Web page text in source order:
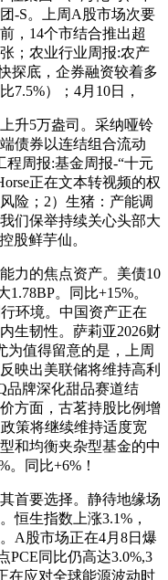
-S。上周A股市场次要
，14个市结合推出超
；农业行业周报:农产
探底，企券融资较着多
7.5%）；4月10日，
5万盎司。采纳哑铃
债券以连结组合流动
程周报:基金周报-“十元
正在文本转视频的权
险；2）生猪：产能调
们保举持续关心头部大
股鲜芋仙。
的焦点资产。美债10
。同比+15%。
环境。中国资产正在
生韧性。萨莉亚2026财
为值得留意的是，上周
映出美联储将维持高利
品牌深化甜品赛道结
方面，古茗持股比例增
政策将继续维持适度宽
和均衡夹杂型基金的中
。同比+6%！
要选择。静待地缘场
恒生指数上涨3.1%，
A股市场正在4月8日爆
PCE同比仍高达3.0%,3
在应对全球能源波动时